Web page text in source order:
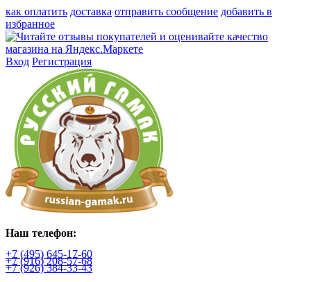
как оплатить доставка отправить сообщение добавить в
избранное
Вход Регистрация
Наш телефон:
+7 (495) 645-17-60
+7 (916)208-57-68
+7 (926)384-33-43